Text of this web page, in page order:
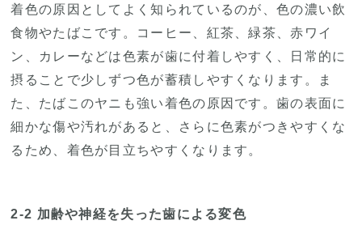
着色の原因としてよく知られているのが、色の濃い飲
食物やたばこです。コーヒー、紅茶、緑茶、赤ワイ
ン、カレーなどは色素が歯に付着しやすく、日常的に
摂ることで少しずつ色が蓄積しやすくなります。ま
た、たばこのヤニも強い着色の原因です。歯の表面に
細かな傷や汚れがあると、さらに色素がつきやすくな
るため、着色が目立ちやすくなります。
2-2 加齢や神経を失った歯による変色